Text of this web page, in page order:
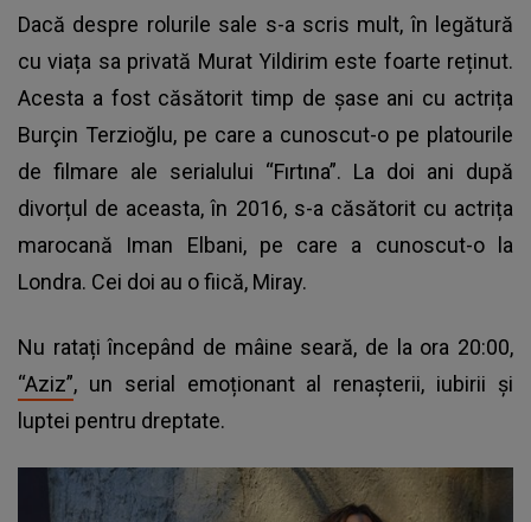
Dacă despre rolurile sale s-a scris mult, în legătură
cu viața sa privată Murat Yildirim este foarte reținut.
Acesta a fost căsătorit timp de șase ani cu actrița
Burçin Terzioğlu, pe care a cunoscut-o pe platourile
de filmare ale serialului “Fırtına”. La doi ani după
divorțul de aceasta, în 2016, s-a căsătorit cu actrița
marocană Iman Elbani, pe care a cunoscut-o la
Londra. Cei doi au o fiică, Miray.
Nu ratați începând de mâine seară, de la ora 20:00,
“Aziz”, un serial emoționant al renașterii, iubirii și
luptei pentru dreptate.